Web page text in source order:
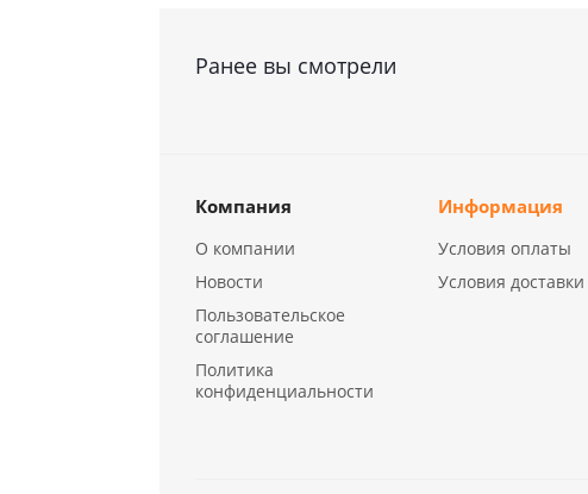
Ранее вы смотрели
Компания
О компании
Новости
Пользовательское
соглашение
Политика
конфиденциальности
Информация
Условия оплаты
Условия доставки